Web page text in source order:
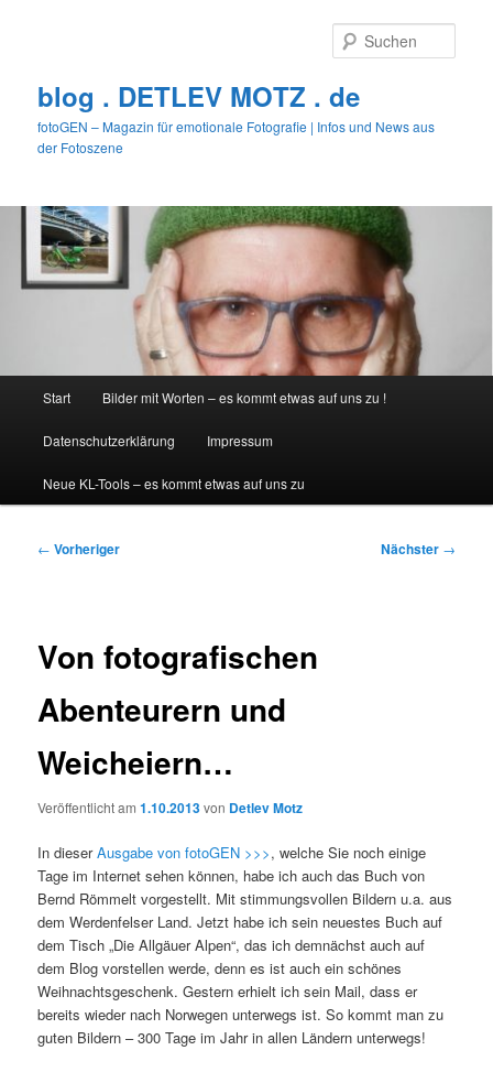
blog . DETLEV MOTZ . de
fotoGEN – Magazin für emotionale Fotografie | Infos und News aus
der Fotoszene
Start Bilder mit Worten – es kommt etwas auf uns zu !
Datenschutzerklärung Impressum
Neue KL-Tools – es kommt etwas auf uns zu
Beitragsnavigation
← Vorheriger Nächster →
Von fotografischen
Abenteurern und
Weicheiern…
Veröffentlicht am1.10.2013von Detlev Motz
In dieserAusgabe von fotoGEN >>>, welche Sie noch einige
Tage im Internet sehen können, habe ich auch das Buch von
Bernd Römmelt vorgestellt. Mit stimmungsvollen Bildern u.a. aus
dem Werdenfelser Land. Jetzt habe ich sein neuestes Buch auf
dem Tisch „Die Allgäuer Alpen“, das ich demnächst auch auf
dem Blog vorstellen werde, denn es ist auch ein schönes
Weihnachtsgeschenk. Gestern erhielt ich sein Mail, dass er
bereits wieder nach Norwegen unterwegs ist. So kommt man zu
guten Bildern – 300 Tage im Jahr in allen Ländern unterwegs!